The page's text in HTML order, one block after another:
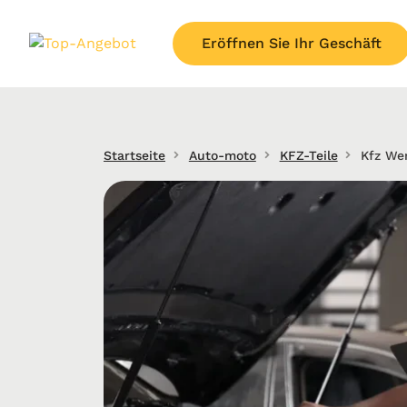
Eröffnen Sie Ihr Geschäft
Startseite Auto-moto KFZ-Teile Kfz